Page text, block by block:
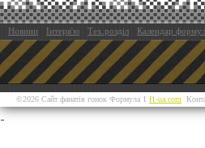
Новини Інтерв'ю Тех.розділ Календар
©2026 Сайт фанатів гонок Формула 1 f1-ua.com